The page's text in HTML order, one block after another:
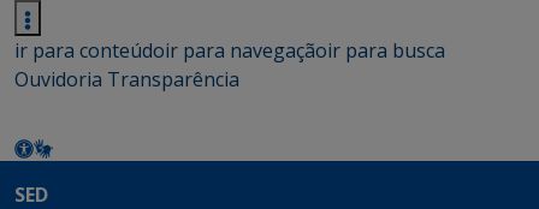
ir para conteúdoir para navegaçãoir para busca
Ouvidoria Transparência
SED